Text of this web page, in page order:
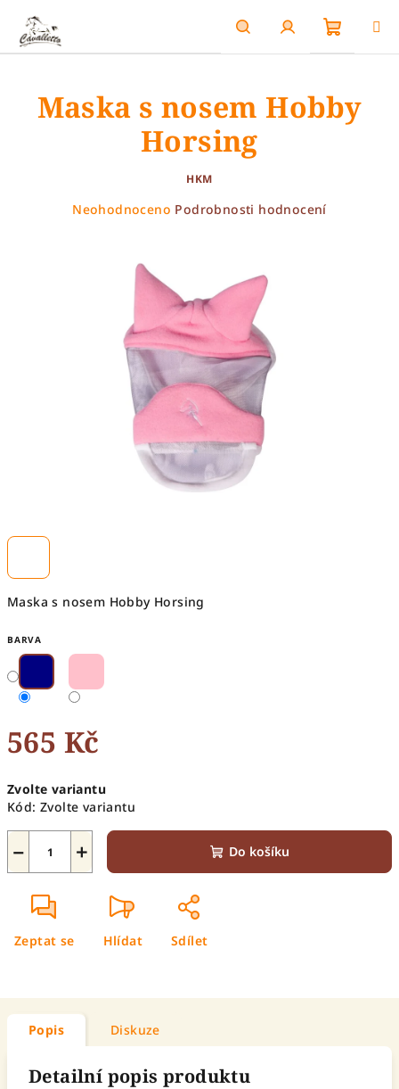
obsah
HledatPřihlášení
košík
Maska s nosem Hobby Horsing
BARVA
565 Kč
cena:
Zvolte variantu
Kód: Zvolte variantu
+
− Do košíku
Zeptat se Hlídat Sdílet
Maska s nosem Hobby
Horsing
HKM
Průměrné
hvězdiček.
Neohodnoceno Podrobnosti hodnocení
Popis Diskuze
Detailní popis produktu